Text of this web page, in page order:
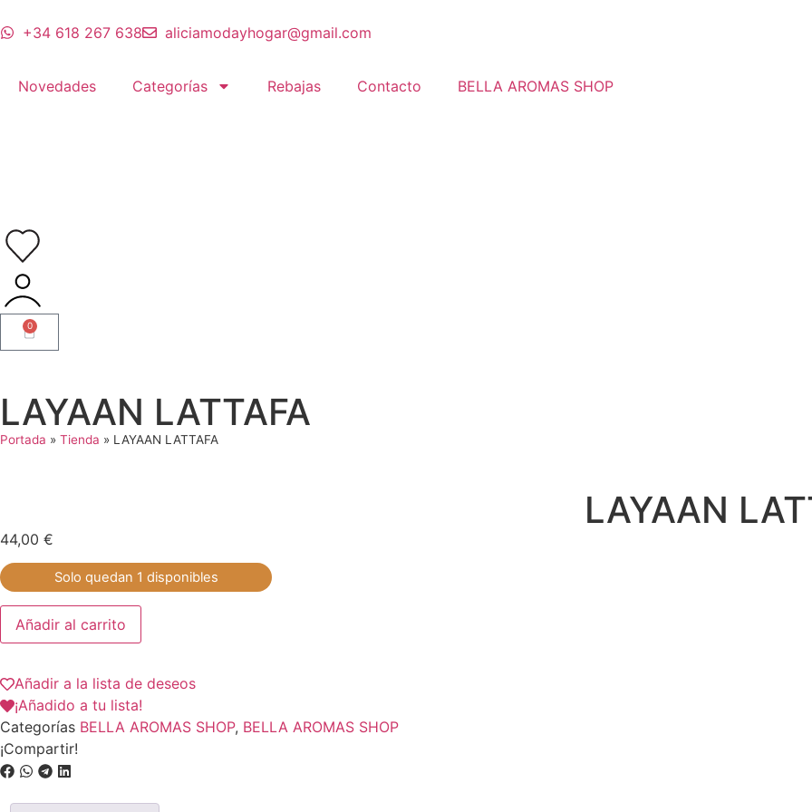
+34 618 267 638 aliciamodayhogar@gmail.com
Novedades Categorías Rebajas Contacto BELLA AROMAS SHOP
0
LAYAAN LATTAFA
Portada » Tienda » LAYAAN LATTAFA
LAYAAN
44,00 €
Solo quedan 1 disponibles
Añadir al carrito
Añadir a la lista de deseos
¡Añadido a tu lista!
Categorías BELLA AROMAS SHOP, BELLA AROMAS SHOP
¡Compartir!